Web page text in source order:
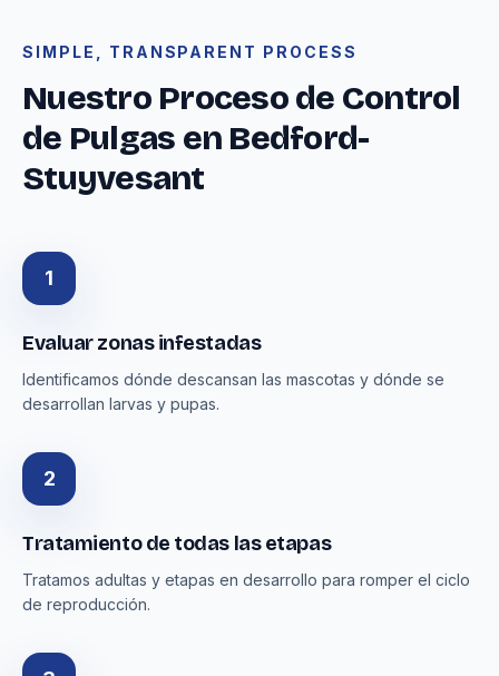
SIMPLE, TRANSPARENT PROCESS
Nuestro Proceso de Control
de Pulgas en Bedford-
Stuyvesant
1
Evaluar zonas infestadas
Identificamos dónde descansan las mascotas y dónde se
desarrollan larvas y pupas.
2
Tratamiento de todas las etapas
Tratamos adultas y etapas en desarrollo para romper el ciclo
de reproducción.